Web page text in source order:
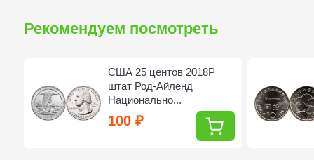
Рекомендуем посмотреть
США 25 центов 2018P
штат Род-Айленд
Национально...
100₽